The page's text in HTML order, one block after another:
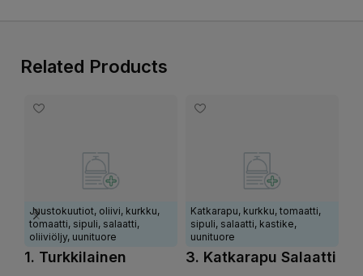
Related Products
Juustokuutiot, oliivi, kurkku,
tomaatti, sipuli, salaatti,
oliiviöljy, uunituore
1. Turkkilainen
Katkarapu, kurkku, tomaatti,
sipuli, salaatti, kastike,
uunituore
3. Katkarapu Salaatti